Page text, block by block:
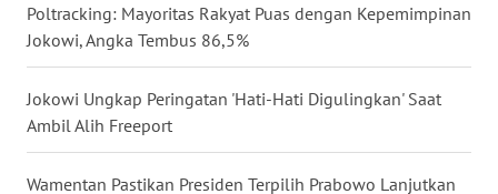
Poltracking: Mayoritas Rakyat Puas dengan Kepemimpinan
Jokowi, Angka Tembus 86,5%
Jokowi Ungkap Peringatan 'Hati-Hati Digulingkan' Saat
Ambil Alih Freeport
Wamentan Pastikan Presiden Terpilih Prabowo Lanjutkan
BANTEN
NTT
WN
KEPRI